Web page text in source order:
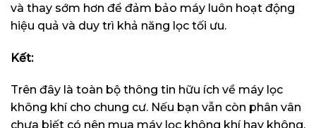
và thay sớm hơn để đảm bảo máy luôn hoạt động
hiệu quả và duy trì khả năng lọc tối ưu.
Kết:
Trên đây là toàn bộ thông tin hữu ích về máy lọc
không khí cho chung cư. Nếu bạn vẫn còn phân vân
chưa biết có nên mua máy lọc không khí hay không,